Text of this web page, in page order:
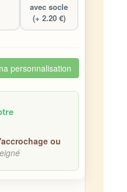
avec socle
(+ 2.20 €)
personnalisation
ou